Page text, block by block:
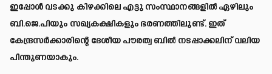
ഇപ്പോൾ വടക്കു കിഴക്കിലെ എട്ടു സംസ്ഥാനങ്ങളിൽ ഏഴിലും
ബി.ജെ.പിയും സഖ്യകക്ഷികളും ഭരണത്തിലുണ്ട്. ഇത്
കേന്ദ്രസർക്കാരിന്റെ ദേശീയ പൗരത്വ ബിൽ നടപ്പാക്കലിന് വലിയ
പിന്തുണയാകും.